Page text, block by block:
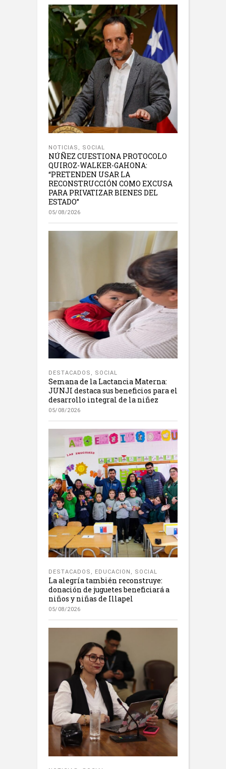
NOTICIAS , SOCIAL
NÚÑEZ CUESTIONA PROTOCOLO
QUIROZ-WALKER-GAHONA:
“PRETENDEN USAR LA
RECONSTRUCCIÓN COMO EXCUSA
PARA PRIVATIZAR BIENES DEL
ESTADO”
05/08/2026
DESTACADOS SOCIAL
Semana de la Lactancia Materna:
JUNJI destaca sus beneficios para el
desarrollo integral de la niñez
05/08/2026
DESTACADOS , EDUCACION , SOCIAL
La alegría también reconstruye:
donación de juguetes beneficiará a
niños y niñas de Illapel
05/08/2026